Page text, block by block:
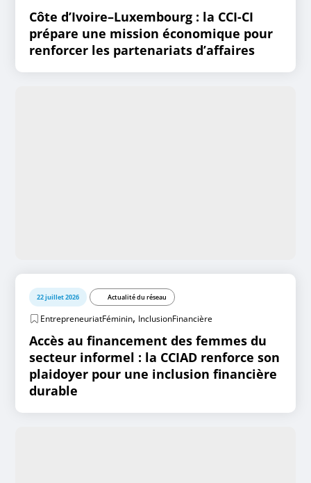
Côte d’Ivoire–Luxembourg : la CCI-CI
prépare une mission économique pour
renforcer les partenariats d’affaires
22 juillet 2026 Actualité du réseau
EntrepreneuriatFéminin, InclusionFinancière
Accès au financement des femmes du
secteur informel : la CCIAD renforce son
plaidoyer pour une inclusion financière
durable